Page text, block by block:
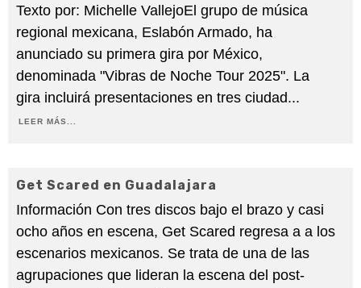
Texto por: Michelle Vallejo ​El grupo de música
regional mexicana, Eslabón Armado, ha
anunciado su primera gira por México,
denominada "Vibras de Noche Tour 2025". La
gira incluirá presentaciones en tres ciudad...
LEER MÁS...
Get Scared en Guadalajara
Información Con tres discos bajo el brazo y casi
ocho años en escena, Get Scared regresa a a los
escenarios mexicanos. Se trata de una de las
agrupaciones que lideran la escena del post-